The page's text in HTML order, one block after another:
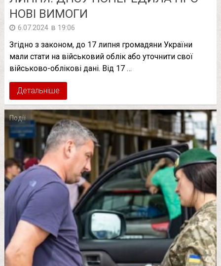
НОВІ ВИМОГИ
6.07.2024 в 19:06
Згідно з законом, до 17 липня громадяни України
мали стати на військовий облік або уточнити свої
військово-облікові дані. Від 17 …
Детальніше
Події